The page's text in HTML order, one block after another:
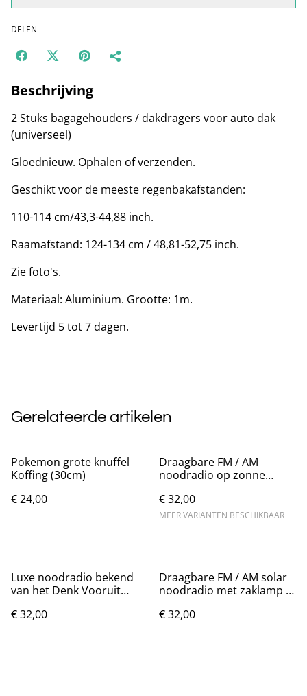
DELEN
Beschrijving
2 Stuks bagagehouders / dakdragers voor auto dak
(universeel)
Gloednieuw. Ophalen of verzenden.
Geschikt voor de meeste regenbakafstanden:
110-114 cm/43,3-44,88 inch.
Raamafstand: 124-134 cm / 48,81-52,75 inch.
Zie foto's.
Materiaal: Aluminium. Grootte: 1m.
Levertijd 5 tot 7 dagen.
Gerelateerde artikelen
Pokemon grote knuffel
Koffing (30cm)
€ 24,00
Draagbare FM / AM
noodradio op zonne
€ 32,00
MEER VARIANTEN BESCHIKBAAR
Luxe noodradio bekend
van het Denk Vooruit
€ 32,00
Draagbare FM / AM solar
noodradio met zaklamp -
€ 32,00